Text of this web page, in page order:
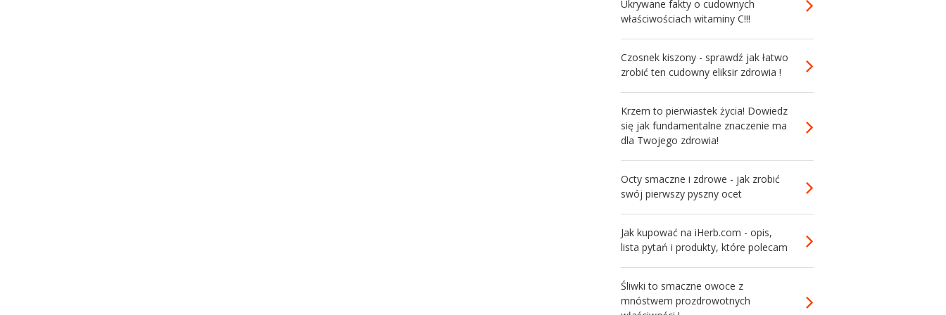
Ukrywane fakty o cudownych
właściwościach witaminy C!!!
Czosnek kiszony - sprawdź jak łatwo
zrobić ten cudowny eliksir zdrowia !
Krzem to pierwiastek życia! Dowiedz
się jak fundamentalne znaczenie ma
dla Twojego zdrowia!
Octy smaczne i zdrowe - jak zrobić
swój pierwszy pyszny ocet
Jak kupować na iHerb.com - opis,
lista pytań i produkty, które polecam
Śliwki to smaczne owoce z
mnóstwem prozdrowotnych